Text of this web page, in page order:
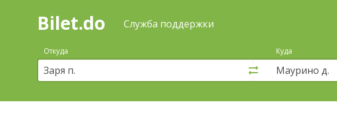
Поиск
покупка
билетов
автобус
онлайн
Bilet.do Служба поддержки
Откуда Куда